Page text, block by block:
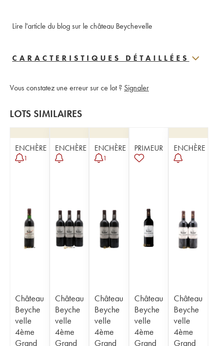
Lire l'article du blog sur le château Beychevelle
CARACTERISTIQUES DÉTAILLÉES
Vous constatez une erreur sur ce lot ? Signaler
LOTS SIMILAIRES
ENCHÈRE
1
Château
Beyche
velle
4ème
Grand
ENCHÈRE
Château
Beyche
velle
4ème
Grand
ENCHÈRE
1
Château
Beyche
velle
4ème
Grand
PRIMEUR
Château
Beyche
velle
4ème
Grand
ENCHÈRE
Château
Beyche
velle
4ème
Grand